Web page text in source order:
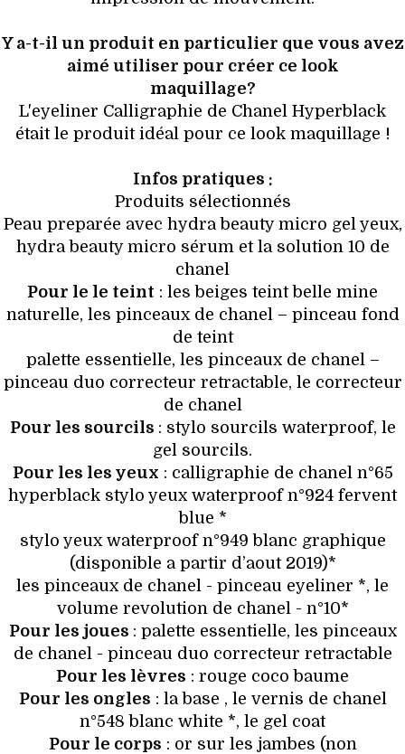
Y a-t-il un produit en particulier que vous avez
aimé utiliser pour créer ce look
maquillage?
L'eyeliner Calligraphie de Chanel Hyperblack
était le produit idéal pour ce look maquillage !
Infos pratiques :
Produits sélectionnés
Peau preparée avec hydra beauty micro gel yeux,
hydra beauty micro sérum et la solution 10 de
chanel
Pour le le teint : les beiges teint belle mine
naturelle, les pinceaux de chanel – pinceau fond
de teint
palette essentielle, les pinceaux de chanel –
pinceau duo correcteur retractable, le correcteur
de chanel
Pour les sourcils : stylo sourcils waterproof, le
gel sourcils.
Pour les les yeux : calligraphie de chanel n°65
hyperblack stylo yeux waterproof n°924 fervent
blue *
stylo yeux waterproof n°949 blanc graphique
(disponible a partir d’aout 2019)*
les pinceaux de chanel - pinceau eyeliner *, le
volume revolution de chanel - n°10*
Pour les joues : palette essentielle, les pinceaux
de chanel - pinceau duo correcteur retractable
Pour les lèvres : rouge coco baume
Pour les ongles : la base , le vernis de chanel
n°548 blanc white *, le gel coat
Pour le corps : or sur les jambes (non